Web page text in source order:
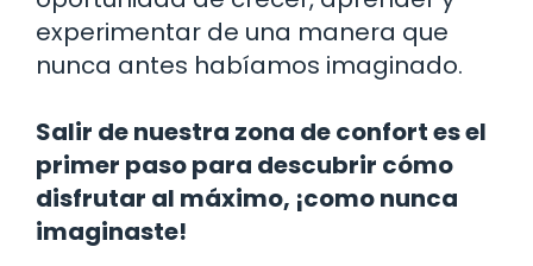
experimentar de una manera que
nunca antes habíamos imaginado.
Salir de nuestra zona de confort es el
primer paso para descubrir cómo
disfrutar al máximo, ¡como nunca
imaginaste!